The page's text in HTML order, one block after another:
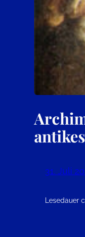
31. Juli
Lesedauer